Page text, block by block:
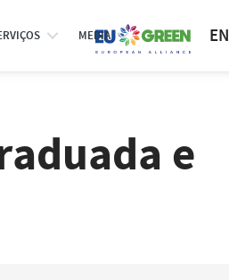
MEDIA EN
e